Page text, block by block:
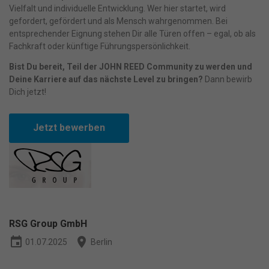
Vielfalt und individuelle Entwicklung. Wer hier startet, wird
gefordert, gefördert und als Mensch wahrgenommen. Bei
entsprechender Eignung stehen Dir alle Türen offen – egal, ob als
Fachkraft oder künftige Führungspersönlichkeit.
Bist Du bereit, Teil der JOHN REED Community zu werden und
Deine Karriere auf das nächste Level zu bringen? Dann bewirb
Dich jetzt!
Jetzt bewerben
RSG Group GmbH
event 01.07.2025 place Berlin
Anzeigen- und Inhaltsmessung. Weitere Informationen über die
Verwendung Ihrer Daten finden Sie in unserer
Datenschutzerklärung
Bitte beachten Sie, dass aufgrund
individueller Einstellungen möglicherweise nicht alle Funktionen
der Website zur Verfügung stehen.
Hier finden Sie eine Übersicht über alle verwendeten Cookies. Sie
können Ihre Einwilligung zu ganzen Kategorien geben oder sich
weitere Informationen anzeigen lassen und so nur bestimmte
Cookies auswählen.
Alle akzeptieren
Datenschutzeinstellungen
für die einwandfreie Funktion der Website erforderlich.
Cookie-Informationen anzeigen